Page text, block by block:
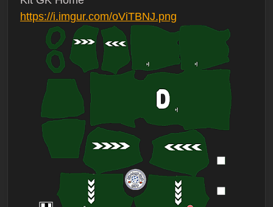
https://i.imgur.com/oViTBNJ.png